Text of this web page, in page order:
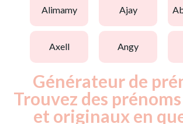
alimamy ajay
axell angy
Générateur de
Trouvez des
et originaux en